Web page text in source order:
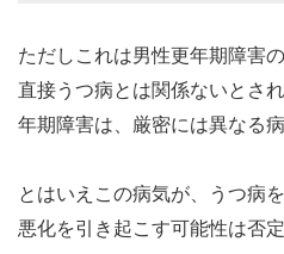
ただしこれは男性更年期障害
直接うつ病とは関係ないとさ
年期障害は、厳密には異なる病
とはいえこの病気が、うつ病
悪化を引き起こす可能性は否